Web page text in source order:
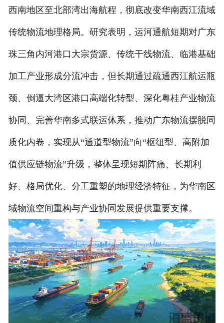
联系我们
企业概况
西南地区至北部湾出海航程，彻底改变华南西江流域
传统物流地理格局。研究表明，运河通航短期对广东
珠三角内河港口大宗货源、传统干线物流、临港基础
加工产业形成分流冲击，但长期通过疏通西江航运瓶
颈、倒逼大湾区港口高端化转型、深化粤桂产业物流
协同、完善华南多式联运体系，推动广东物流摆脱同
质化内卷，实现从“通道型物流”向“枢纽型、高附加
值供应链物流”升级，整体呈现短期阵痛、长期利
好、格局优化、分工重塑的地理经济特征，为华南区
域物流空间重构与产业协同发展提供重要支撑。